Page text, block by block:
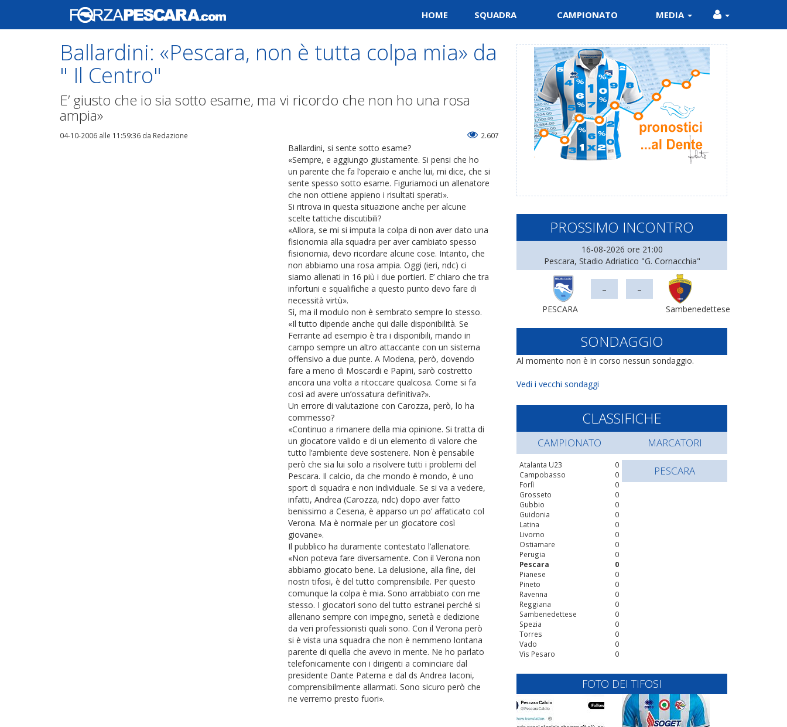
HOME SQUADRA CAMPIONATO MEDIA
Ballardini: «Pescara, non è tutta colpa mia» da
" Il Centro"
E’ giusto che io sia sotto esame, ma vi ricordo che non ho una rosa
ampia»
04-10-2006 alle 11:59:36 da Redazione 2.607
Ballardini, si sente sotto esame?
«Sempre, e aggiungo giustamente. Si pensi che ho
un parente che fa l’operaio e anche lui, mi dice, che si
sente spesso sotto esame. Figuriamoci un allenatore
che non ottiene appieno i risultati sperati».
Si ritrova in questa situazione anche per alcune
scelte tattiche discutibili?
«Allora, se mi si imputa la colpa di non aver dato una
fisionomia alla squadra per aver cambiato spesso
fisionomia, devo ricordare alcune cose. Intanto, che
non abbiamo una rosa ampia. Oggi (ieri, ndc) ci
siamo allenati in 16 più i due portieri. E’ chiaro che tra
infortuni e squalifiche a questo punto devo fare di
necessità virtù».
Sì, ma il modulo non è sembrato sempre lo stesso.
«Il tutto dipende anche qui dalle disponibilità. Se
Ferrante ad esempio è tra i disponibili, mando in
campo sempre un altro attaccante con un sistema
offensivo a due punte. A Modena, però, dovendo
fare a meno di Moscardi e Papini, sarò costretto
ancora una volta a ritoccare qualcosa. Come si fa
così ad avere un’ossatura definitiva?».
Un errore di valutazione con Carozza, però, lo ha
commesso?
«Continuo a rimanere della mia opinione. Si tratta di
un giocatore valido e di un elemento di valore che
tutto l’ambiente deve sostenere. Non è pensabile
però che sia lui solo a risolvere tutti i problemi del
Pescara. Il calcio, da che mondo è mondo, è uno
sport di squadra e non individuale. Se si va a vedere,
infatti, Andrea (Carozza, ndc) dopo aver fatto
benissimo a Cesena, è apparso un po’ affaticato col
Verona. Ma è normale per un giocatore così
giovane».
Il pubblico ha duramente contestato l’allenatore.
«Non poteva fare diversamente. Con il Verona non
abbiamo giocato bene. La delusione, alla fine, dei
nostri tifosi, è del tutto comprensibile. Per questo
comunque la colpa è mia. Sono arrabbiato con me
stesso. I giocatori sono del tutto estranei perché si
allenano sempre con impegno, serietà e dedizione
da veri professionisti quali sono. Con il Verona però
si è vista una squadra che non è nemmeno lontana
parente di quella che avevo in mente. Ne ho parlato
telefonicamente con i dirigenti a cominciare dal
presidente Dante Paterna e dal ds Andrea Iaconi,
comprensibilmente allarmati. Sono sicuro però che
ne verremo presto fuori».
PROSSIMO INCONTRO
16-08-2026 ore 21:00
Pescara, Stadio Adriatico "G. Cornacchia"
PESCARA
- -
Sambenedettese
SONDAGGIO
Al momento non è in corso nessun sondaggio.
Vedi i vecchi sondaggi
CLASSIFICHE
CAMPIONATO
0
Atalanta U23
0
Campobasso
0
Forlì
0
Grosseto
0
Gubbio
0
Guidonia
0
Latina
0
Livorno
0
Ostiamare
0
Perugia
0
Pescara
0
Pianese
0
Pineto
0
Ravenna
0
Reggiana
0
Sambenedettese
0
Spezia
0
Torres
0
Vado
0
Vis Pesaro
MARCATORI
PESCARA
FOTO DEI TIFOSI